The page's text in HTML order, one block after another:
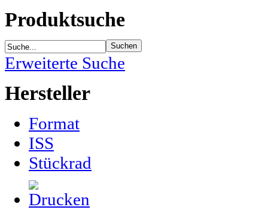
Produktsuche
Erweiterte Suche
Hersteller
Format
ISS
Stückrad